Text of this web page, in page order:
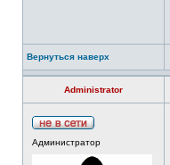
Вернуться наверх
Administrator
Администратор